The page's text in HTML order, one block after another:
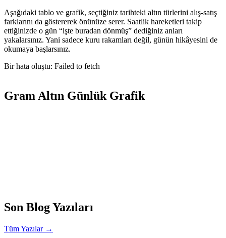
Aşağıdaki tablo ve grafik, seçtiğiniz tarihteki altın türlerini alış-satış
farklarını da göstererek önünüze serer. Saatlik hareketleri takip
ettiğinizde o gün “işte buradan dönmüş” dediğiniz anları
yakalarsınız. Yani sadece kuru rakamları değil, günün hikâyesini de
okumaya başlarsınız.
Bir hata oluştu: Failed to fetch
Gram Altın Günlük Grafik
Son Blog Yazıları
Tüm Yazılar →